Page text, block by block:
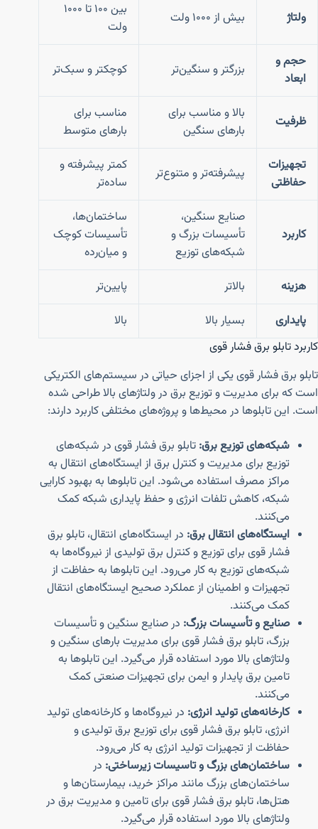
ولتاژ بیش از ۱۰۰۰ ولت
بین ۱۰۰ تا ۱۰۰۰
ولت
حجم و
ابعاد
بزرگتر و سنگین‌تر کوچکتر و سبک‌تر
ظرفیت
بالا و مناسب برای
بارهای سنگین
مناسب برای
بارهای متوسط
تجهیزات
حفاظتی
پیشرفته‌تر و متنوع‌تر
کمتر پیشرفته و
ساده‌تر
کاربرد
صنایع سنگین،
تأسیسات بزرگ و
شبکه‌های توزیع
ساختمان‌ها،
تأسیسات کوچک
و میان‌رده
هزینه
بالاتر
پایین‌تر
پایداری
بسیار بالا
بالا
کاربرد تابلو برق فشار قوی
تابلو برق فشار قوی یکی از اجزای حیاتی در سیستم‌های الکتریکی
است که برای مدیریت و توزیع برق در ولتاژهای بالا طراحی شده
است. این تابلوها در محیط‌ها و پروژه‌های مختلفی کاربرد دارند:
شبکه‌های توزیع برق: تابلو برق فشار قوی در شبکه‌های
توزیع برای مدیریت و کنترل برق از ایستگاه‌های انتقال به
مراکز مصرف استفاده می‌شود. این تابلوها به بهبود کارایی
شبکه، کاهش تلفات انرژی و حفظ پایداری شبکه کمک
می‌کنند.
ایستگاه‌های انتقال برق: در ایستگاه‌های انتقال، تابلو برق
فشار قوی برای توزیع و کنترل برق تولیدی از نیروگاه‌ها به
شبکه‌های توزیع به کار می‌رود. این تابلوها به حفاظت از
تجهیزات و اطمینان از عملکرد صحیح ایستگاه‌های انتقال
کمک می‌کنند.
صنایع و تأسیسات بزرگ: در صنایع سنگین و تأسیسات
بزرگ، تابلو برق فشار قوی برای مدیریت بارهای سنگین و
ولتاژهای بالا مورد استفاده قرار می‌گیرد. این تابلوها به
تامین برق پایدار و ایمن برای تجهیزات صنعتی کمک
می‌کنند.
کارخانه‌های تولید انرژی: در نیروگاه‌ها و کارخانه‌های تولید
انرژی، تابلو برق فشار قوی برای توزیع برق تولیدی و
حفاظت از تجهیزات تولید انرژی به کار می‌رود.
ساختمان‌های بزرگ و تاسیسات زیرساختی: در
ساختمان‌های بزرگ مانند مراکز خرید، بیمارستان‌ها و
هتل‌ها، تابلو برق فشار قوی برای تامین و مدیریت برق در
ولتاژهای بالا مورد استفاده قرار می‌گیرد.